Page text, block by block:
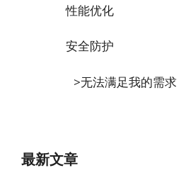
性能优化
安全防护
>无法满足我的需求
最新文章